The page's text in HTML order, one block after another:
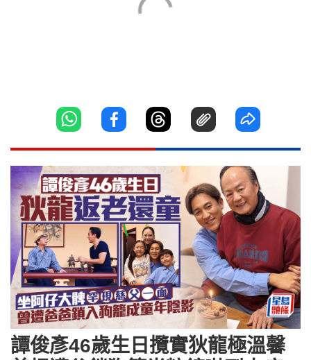
譚俊彥46歲生日攬實狄龍極溫馨